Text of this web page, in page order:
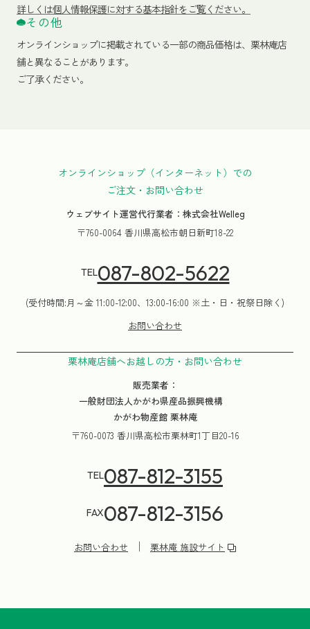
詳しくは個人情報保護に対する基本指針をご覧ください。
その他
オンラインショップに掲載されている一部の商品価格は、栗林庵店
舗と異なることがあります。
ご了承ください。
オンラインショップ（インターネット）での
ご注文・お問い合わせ
ウェブサイト運営代行業者：株式会社Welleg
〒760-0064 香川県高松市朝日新町18-22
TEL087-802-5622
(受付時間:月～金 11:00-12:00、13:00-16:00 ※土・日・祝祭日除く)
お問い合わせ
栗林庵店舗へお越しの方・お問い合わせ
販売業者：
一般財団法人かがわ県産品振興機構
かがわ物産館 栗林庵
〒760-0073 香川県高松市栗林町1丁目20-16
TEL087-812-3155
FAX087-812-3156
お問い合わせ 栗林庵 施設サイト